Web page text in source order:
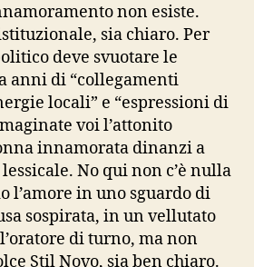
non esiste.
sia chiaro. Per
deve svuotare le
anni di “collegamenti
locali” e “espressioni di
voi l’attonito
innamorata dinanzi a
No qui non c’è nulla
l’amore in uno sguardo di
sospirata, in un vellutato
di turno, ma non
Stil Novo, sia ben chiaro.